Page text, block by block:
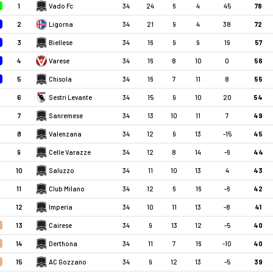
1 Vado Fc 34 24 6 4 45 78
2 Ligorna 34 21 9 4 38 72
3 Biellese 34 16 9 9 19 57
4 Varese 34 16 8 10 0 56
5 Chisola 34 16 7 11 8 55
6 Sestri Levante 34 15 9 10 20 54
7 Sanremese 34 13 10 11 7 49
8 Valenzana 34 12 9 13 -15 45
9 Celle Varazze 34 12 8 14 -6 44
10 Saluzzo 34 11 10 13 4 43
11 Club Milano 34 12 6 16 -6 42
12 Imperia 34 10 11 13 -8 41
13 Cairese 34 9 13 12 -5 40
14 Derthona 34 11 7 16 -10 40
15 AC Gozzano 34 9 12 13 -5 39